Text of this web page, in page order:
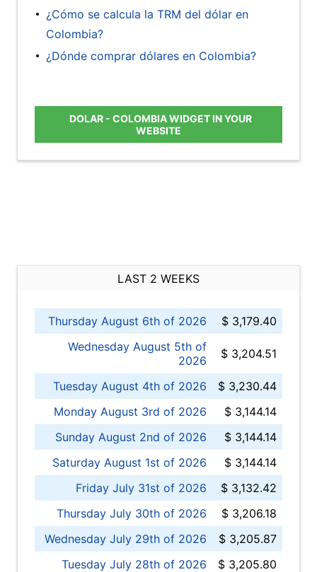
¿Cómo se calcula la TRM del dólar en
Colombia?
¿Dónde comprar dólares en Colombia?
DOLAR - COLOMBIA WIDGET IN YOUR
WEBSITE
LAST 2 WEEKS
Thursday August 6th of 2026
$ 3,179.40
Wednesday August 5th of
2026
$ 3,204.51
Tuesday August 4th of 2026
$ 3,230.44
Monday August 3rd of 2026
$ 3,144.14
Sunday August 2nd of 2026
$ 3,144.14
Saturday August 1st of 2026
$ 3,144.14
Friday July 31st of 2026
$ 3,132.42
Thursday July 30th of 2026
$ 3,206.18
Wednesday July 29th of 2026
$ 3,205.87
Tuesday July 28th of 2026
$ 3,205.80